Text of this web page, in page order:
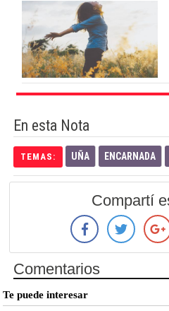
En esta Nota
TEMAS: UÑA ENCARNADA
Compartí
Comentarios